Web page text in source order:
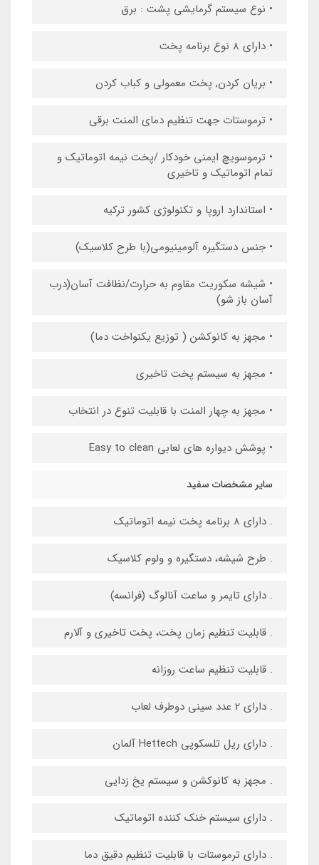
• نوع سیستم گرمایشی پشت : برق
• دارای 8 نوع برنامه پخت
• بریان کردن, پخت معمولی و کباب کردن
• ترموستات جهت تنظیم دمای المنت برقی
• ترموسویچ ایمنی خودکار /پخت نیمه اتوماتیک و
تمام اتوماتیک و تاخیری
• استاندارد اروپا و تکنولوژی کشور ترکیه
• جنس دستگیره آلومینیومی(با طرح کلاسیک)
• شیشه سکوریت مقاوم به حرارت/نظافت آسان(درب
آسان باز شو)
• مجهز به کانوکشن ( توزیع یکنواخت دما)
• مجهز به سیستم پخت تاخیری
• مجهز به چهار المنت با قابلیت تنوع در انتخاب
• پوشش دیواره های لعابی Easy to clean
سایر مشخصات سفید
. دارای 8 برنامه پخت نیمه اتوماتیک
. طرح شیشه، دستگیره و ولوم کلاسیک
. دارای تایمر و ساعت آنالوگ (فرانسه)
. قابلیت تنظیم زمان پخت، پخت تاخیری و آلارم
. قابلیت تنظیم ساعت روزانه
. دارای 2 عدد سینی دوطرف لعاب
. دارای ریل تلسکوپی Hettech آلمان
. مجهز به کانوکشن و سیستم یخ زدایی
. دارای سیستم خنک کننده اتوماتیک
. دارای ترموستات با قابلیت تنظیم دقیق دما